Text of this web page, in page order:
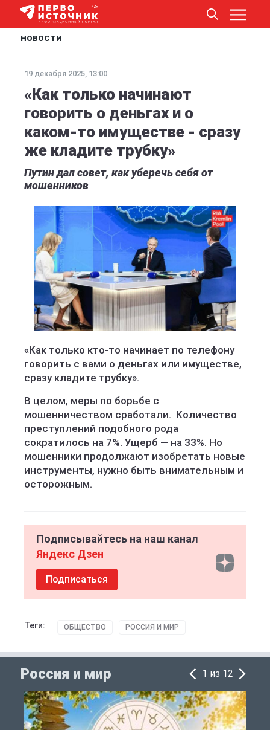
НОВОСТИ
19 декабря 2025, 13:00
«Как только начинают
говорить о деньгах и о
каком-то имуществе - сразу
же кладите трубку»
Путин дал совет, как уберечь себя от
мошенников
«Как только кто-то начинает по телефону
говорить с вами о деньгах или имуществе,
сразу кладите трубку».
В целом, меры по борьбе с
мошенничеством сработали. Количество
преступлений подобного рода
сократилось на 7%. Ущерб — на 33%. Но
мошенники продолжают изобретать новые
инструменты, нужно быть внимательным и
осторожным.
Подписывайтесь на наш канал
Яндекс Дзен
Подписаться
Теги: ОБЩЕСТВО РОССИЯ И МИР
Россия и мир 1 из 12